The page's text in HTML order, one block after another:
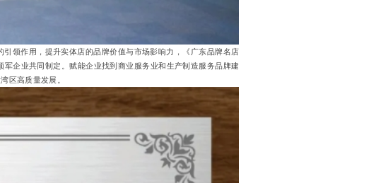
领作用，提升实体店的品牌价值与市场影响力，《广东品牌名店
企业共同制定。赋能企业找到商业服务业和生产制造服务品牌建
区高质量发展。